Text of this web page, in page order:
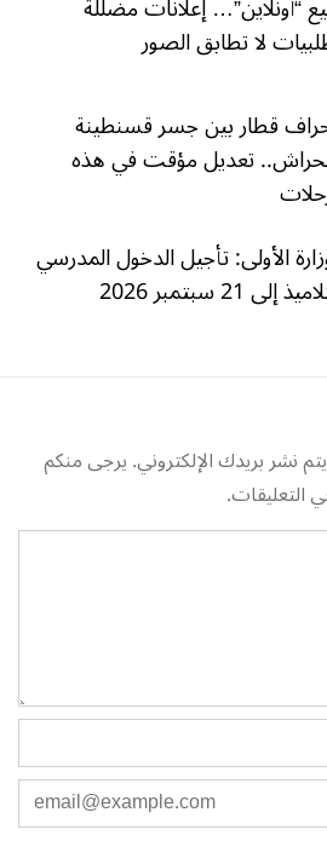
لا تطابق الصور
قطار بين جسر قسنطينة
تعديل مؤقت في هذه
الأولى: تأجيل الدخول المدرسي
إلى 21 سبتمبر 2026
نشر بريدك الإلكتروني. يرجى منكم
التعليقات.